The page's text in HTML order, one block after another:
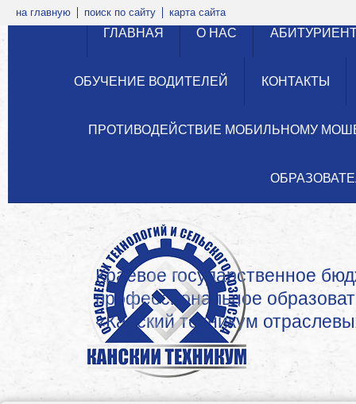
на главную поиск по сайту карта сайта
ГЛАВНАЯ О НАС
ОБУЧЕНИЕ ВОДИТЕЛЕЙ КОНТАКТЫ
ПРОТИВОДЕЙСТВИЕ МОБИЛЬНОМУ
Краевое государственное
профессиональное
«Канский техникум